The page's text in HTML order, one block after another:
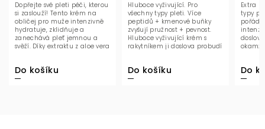
Do košíku
Dopřejte své pleti péči, kterou
si zaslouží! Tento krém na
obličej pro muže intenzivně
hydratuje, zklidňuje a
zanechává pleť jemnou a
svěží. Díky extraktu z aloe vera
Do košíku
Hluboce vyživující. Pro
všechny typy pleti. Více
peptidů + kmenové buňky
zvyšují pružnost + pevnost.
Hluboce vyživující krém s
rakytníkem ji doslova probudí
Do
Extra
typy